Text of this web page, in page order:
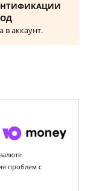
в аккаунт.
проблем с